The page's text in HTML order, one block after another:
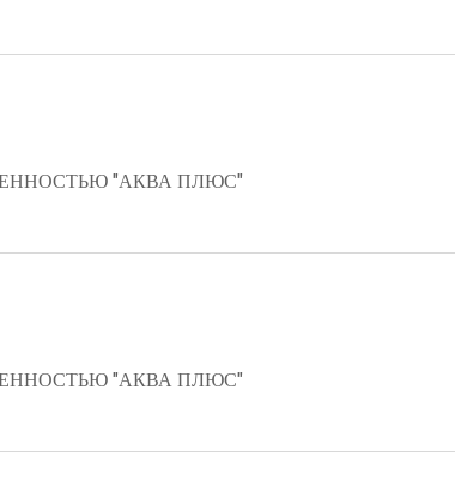
"АКВА ПЛЮС"
"АКВА ПЛЮС"